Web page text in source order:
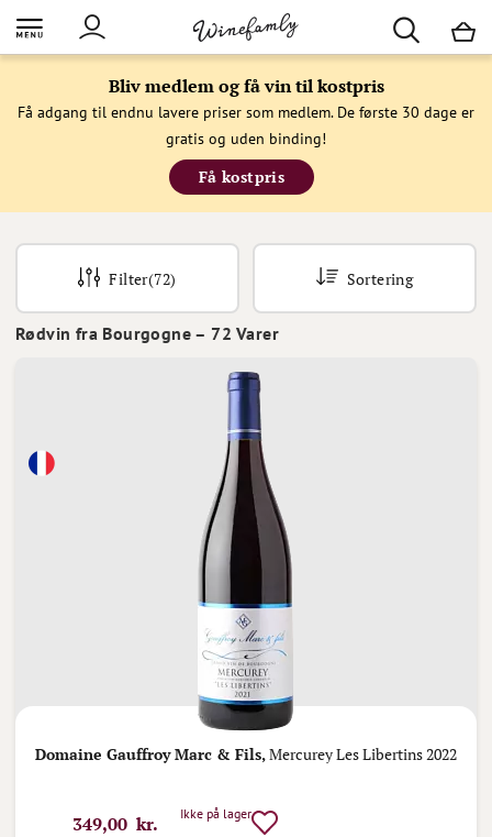
Bliv medlem og få vin til kostpris
Få adgang til endnu lavere priser som medlem. De første 30 dage er
gratis og uden binding!
Få kostpris
Rødvin fra Bourgogne – 72 Varer
Filter(72) Sortering
Domaine Gauffroy Marc & Fils, Mercurey Les Libertins 2022
349,00 kr. Ikke på lager